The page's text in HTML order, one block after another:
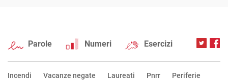
Parole Numeri Esercizi
Incendi Vacanze negate Laureati Pnrr Periferie